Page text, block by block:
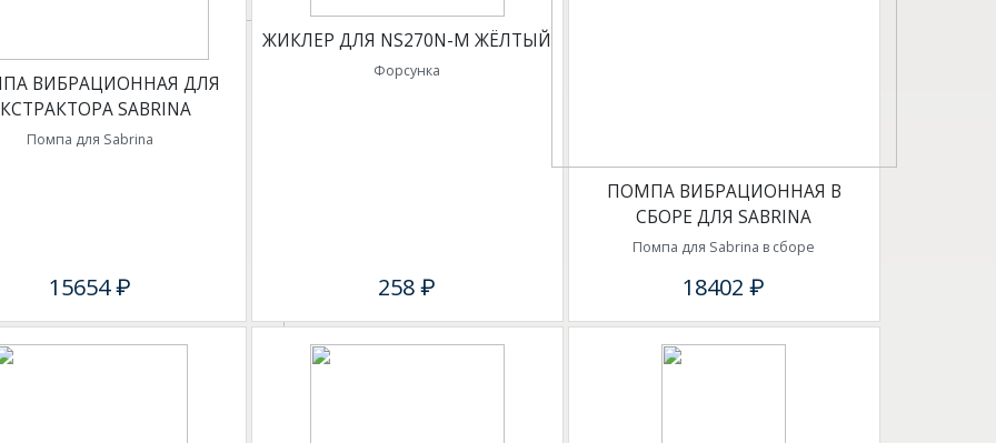
ВИБРАЦИОННАЯ ДЛЯ
SABRINA
Помпа для Sabrina
15654 ₽
ЖИКЛЕР ДЛЯ NS270N-M ЖЁЛТЫЙ
Форсунка
258 ₽
ПОМПА ВИБРАЦИОННАЯ В
СБОРЕ ДЛЯ SABRINA
Помпа для Sabrina в сборе
18402 ₽